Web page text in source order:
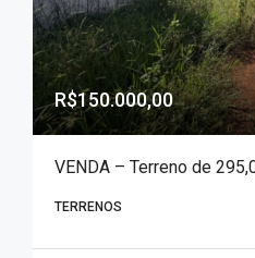
R$150.000,00
TERRENOS